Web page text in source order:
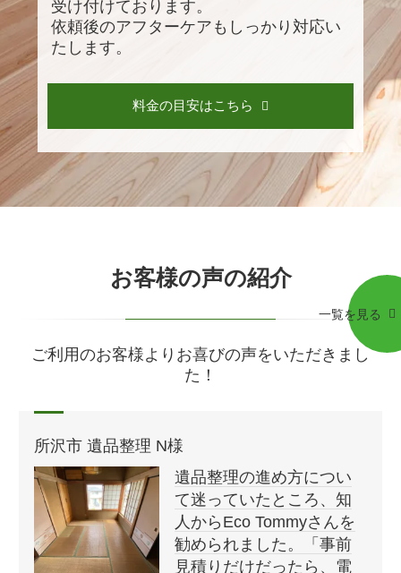
受け付けております。
依頼後のアフターケアもしっかり対応い
たします。
料金の目安はこちら
お客様の声の紹介
ご利用のお客様よりお喜びの声をいただきまし
た！
一覧を見る
所沢市 遺品整理 N様
遺品整理の進め方につい
て迷っていたところ、知
人からEco Tommyさんを
勧められました。「事前
見積りだけだったら、電